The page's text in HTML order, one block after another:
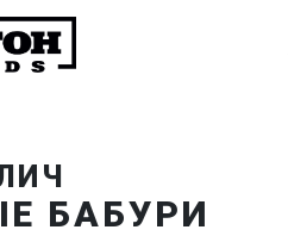
БАБУРИ